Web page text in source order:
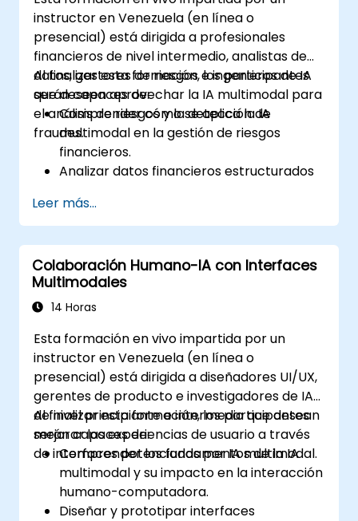
instructor en Venezuela (en línea o
presencial) está dirigida a profesionales
financieros de nivel intermedio, analistas de
datos, gestores de riesgos e ingenieros de IA
que deseen aprovechar la IA multimodal para
el análisis de riesgos y la detección de
fraudes.
Al finalizar esta formación, los participantes
serán capaces de:
Comprender cómo se aplica la IA
multimodal en la gestión de riesgos
financieros.
Analizar datos financieros estructurados
fraudes.
Implementar modelos de IA para
identificar anomalías y actividades
sospechosas.
Aprovechar el procesamiento del
lenguaje natural (PLN) y la visión por
documentos financieros.
Desplegar modelos de detección de
fraudes impulsados por IA en sistemas
financieros reales.
Leer más...
Colaboración Humano-IA con Interfaces
Multimodales
14 Horas
Esta formación en vivo impartida por un
instructor en Venezuela (en línea o
presencial) está dirigida a diseñadores UI/UX,
gerentes de producto e investigadores de IA
de nivel principiante e intermedio que desean
mejorar las experiencias de usuario a través
de interfaces potenciadas por IA multimodal.
Al finalizar esta formación, los participantes
serán capaces de:
Comprender los fundamentos de la IA
multimodal y su impacto en la interacción
humano-computadora.
Diseñar y prototipar interfaces